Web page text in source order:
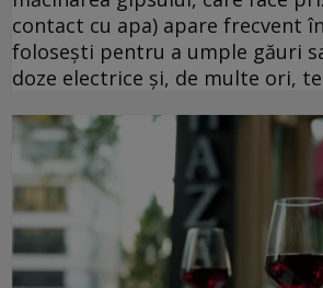
contact cu apa) apare frecvent
folosești pentru a umple găuri
doze electrice și, de multe ori,